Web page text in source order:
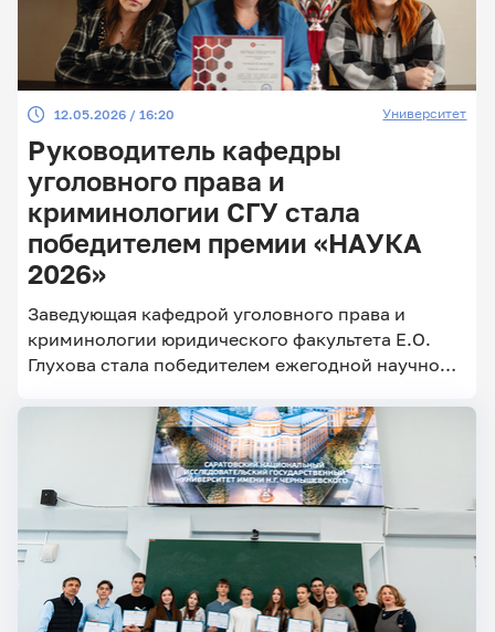
12.05.2026 / 16:20 Университет
Руководитель кафедры
уголовного права и
криминологии СГУ стала
победителем премии «НАУКА
2026»
Заведующая кафедрой уголовного права и
криминологии юридического факультета Е.О.
Глухова стала победителем ежегодной научной